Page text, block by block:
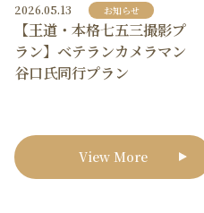
2026.05.13 お知らせ
【王道・本格七五三撮影プ
ラン】ベテランカメラマン
谷口氏同行プラン
View More